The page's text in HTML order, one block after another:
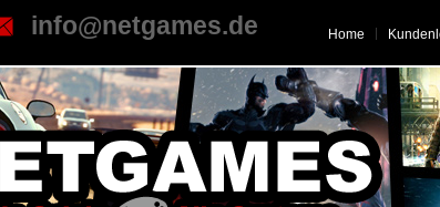
info@netgames.de Home